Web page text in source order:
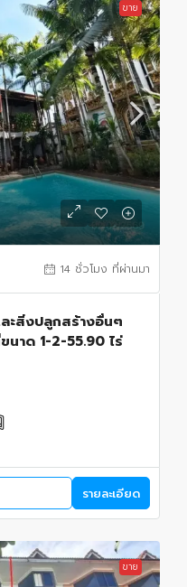
ขาย
14 ชั่วโมง ที่ผ่านมา
ละสิ่งปลูกสร้างอื่นๆ
นาด 1-2-55.90 ไร่
รายละเอียด
ขาย